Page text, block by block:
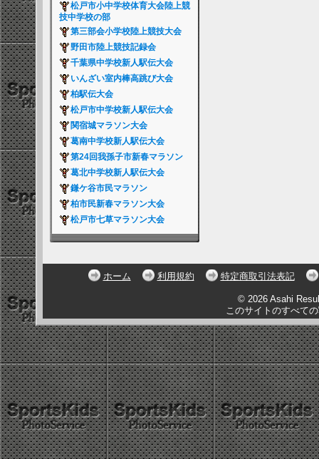
松戸市小中学校体育大会陸上競
技中学校の部
第三部会小学校陸上競技大会
野田市陸上競技記録会
千葉県中学校新人駅伝大会
いんざい室内棒高跳び大会
柏駅伝大会
松戸市中学校新人駅伝大会
関宿城マラソン大会
葛南中学校新人駅伝大会
第24回我孫子市新春マラソン
葛北中学校新人駅伝大会
鎌ケ谷市民マラソン
柏市民新春マラソン大会
松戸市七草マラソン大会
ホーム 利用規約 特定商取引法表記
© 2026 Asahi
このサイトのすべて